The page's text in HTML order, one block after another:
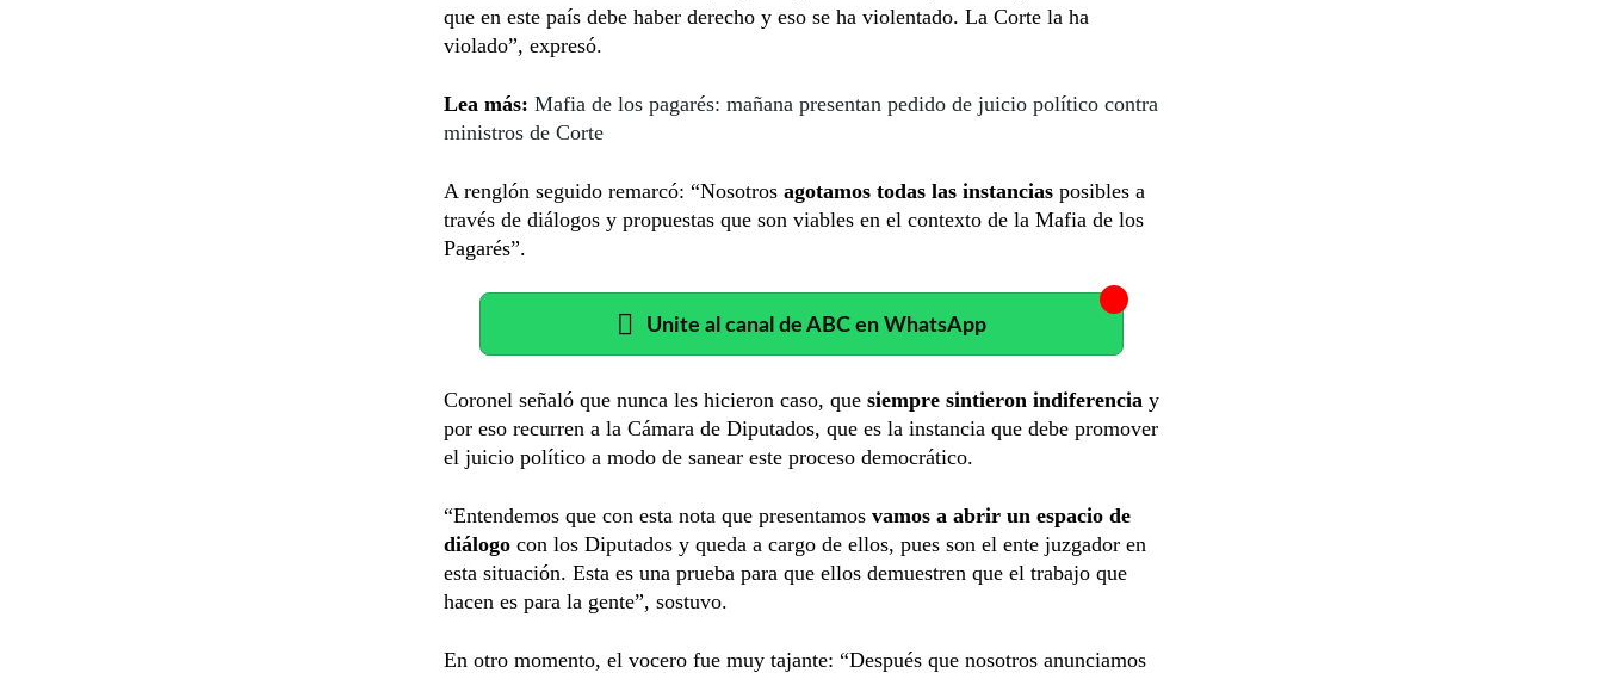
que en este país debe haber derecho y eso se ha violentado. La Corte la ha
violado”, expresó.
Lea más: Mafia de los pagarés: mañana presentan pedido de juicio político contra
ministros de Corte
A renglón seguido remarcó: “Nosotros agotamos todas las instancias posibles a
través de diálogos y propuestas que son viables en el contexto de la Mafia de los
Pagarés”.
Unite al canal de ABC en WhatsApp
Coronel señaló que nunca les hicieron caso, que siempre sintieron indiferencia y
por eso recurren a la Cámara de Diputados, que es la instancia que debe promover
el juicio político a modo de sanear este proceso democrático.
“Entendemos que con esta nota que presentamos vamos a abrir un espacio de
diálogo con los Diputados y queda a cargo de ellos, pues son el ente juzgador en
esta situación. Esta es una prueba para que ellos demuestren que el trabajo que
hacen es para la gente”, sostuvo.
En otro momento, el vocero fue muy tajante: “Después que nosotros anunciamos